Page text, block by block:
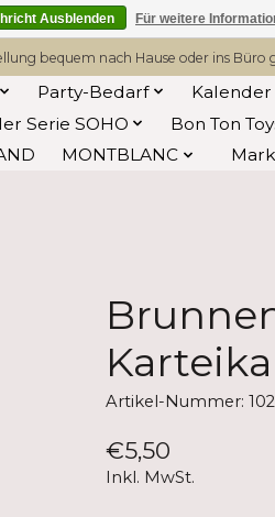
bequem nach Hause oder ins Büro
Party-Bedarf Kalender
Serie SOHO Bon Ton
MONTBLANC
Artikel-Nummer:
€5,50
Inkl. MwSt.
Ausblenden Für weitere